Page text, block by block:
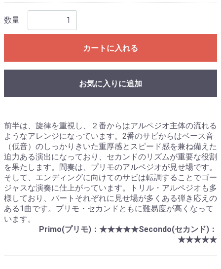
数量
カートに入れる
お気に入りに追加
前半は、旋律を重視し、２番からはアルペジオ主体の流れる
ようなアレンジになっています。2番のサビからはベース音
（低音）のしっかりきいた重厚感とスピード感を兼ね備えた
迫力ある演出になっており、セカンドのリズムが重要な役割
を果たします。間奏は、プリモのアルペジオが見せ場です。
そして、エンディングに向けてのサビは転調することでゴー
ジャスな演奏に仕上がっています。トリル・アルペジオも多
様しており、パートそれぞれに見せ場が多くある弾き応えの
ある1曲です。プリモ・セカンドともに難易度が高くなって
います。
Primo(プリモ)：★★★★★Secondo(セカンド)：
★★★★★